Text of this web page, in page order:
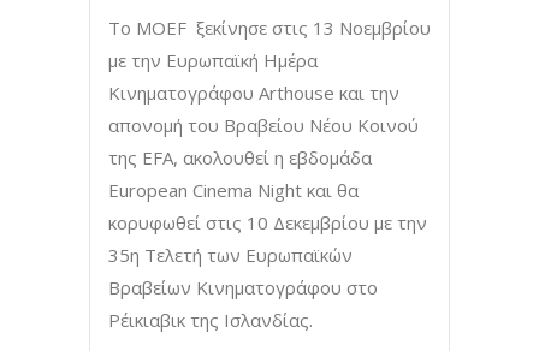
Το MOEF ξεκίνησε στις 13 Νοεμβρίου
με την Ευρωπαϊκή Ημέρα
Κινηματογράφου Arthouse και την
απονομή του Βραβείου Νέου Κοινού
της EFA, ακολουθεί η εβδομάδα
European Cinema Night και θα
κορυφωθεί στις 10 Δεκεμβρίου με την
35η Τελετή των Ευρωπαϊκών
Βραβείων Κινηματογράφου στο
Ρέικιαβικ της Ισλανδίας.